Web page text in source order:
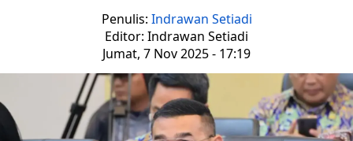
Penulis: Indrawan Setiadi
Editor: Indrawan Setiadi
Jumat, 7 Nov 2025 - 17:19